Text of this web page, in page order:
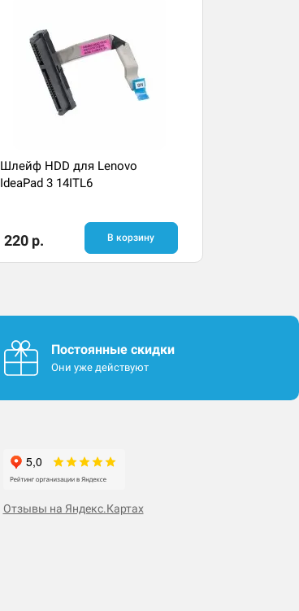
Шлейф HDD для Lenovo
IdeaPad 3 14ITL6
220 р. В корзину
Постоянные скидки
Они уже действуют
Отзывы на Яндекс.Картах